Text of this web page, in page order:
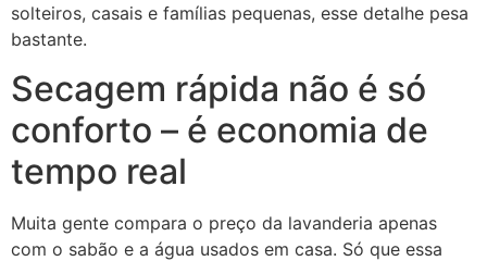
solteiros, casais e famílias pequenas, esse detalhe pesa
bastante.
Secagem rápida não é só
conforto – é economia de
tempo real
Muita gente compara o preço da lavanderia apenas
com o sabão e a água usados em casa. Só que essa